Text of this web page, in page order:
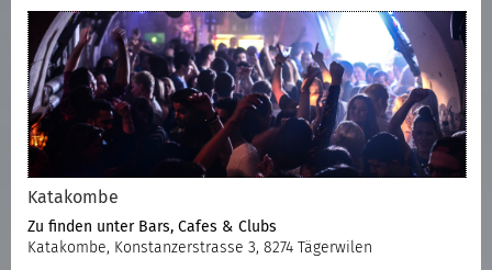
Katakombe
Zu finden unter Bars, Cafes & Clubs
Katakombe, Konstanzerstrasse 3, 8274 Tägerwilen